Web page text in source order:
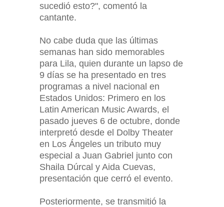
sucedió esto?", comentó la
cantante.
No cabe duda que las últimas
semanas han sido memorables
para Lila, quien durante un lapso de
9 días se ha presentado en tres
programas a nivel nacional en
Estados Unidos: Primero en los
Latin American Music Awards, el
pasado jueves 6 de octubre, donde
interpretó desde el Dolby Theater
en Los Ángeles un tributo muy
especial a Juan Gabriel junto con
Shaila Dúrcal y Aida Cuevas,
presentación que cerró el evento.
Posteriormente, se transmitió la